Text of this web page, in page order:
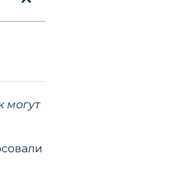
могут